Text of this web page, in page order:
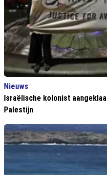
Nieuws
Israëlische kolonist
Palestijn